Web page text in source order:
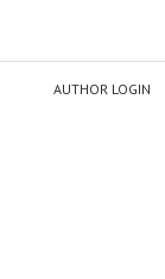
AUTHOR LOGIN